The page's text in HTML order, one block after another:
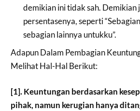
demikian ini tidak sah. Demikian
persentasenya, seperti
sebagian lainnya untukku”.
Adapun Dalam Pembagian
Melihat Hal-Hal Berikut:
[1]. Keuntungan berdasarkan
pihak, namun kerugian hanya